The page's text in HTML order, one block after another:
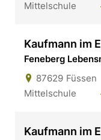
Mittelschule
Kaufmann im
Feneberg
87629 Füssen
Mittelschule
Kaufmann im